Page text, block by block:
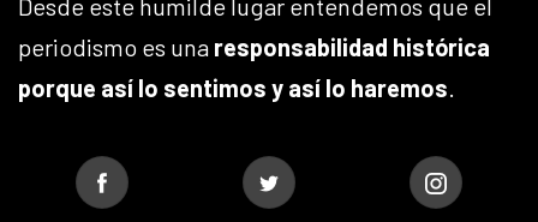
Desde este humilde lugar entendemos que el
periodismo es una responsabilidad histórica
porque así lo sentimos y así lo haremos.